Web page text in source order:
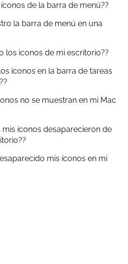
de la barra de menú??
la barra de menú en una
los iconos de mi escritorio??
íconos en la barra de tareas
no se muestran en mi Mac
íconos desaparecieron de
mis íconos en mi